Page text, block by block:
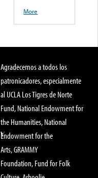
More
Agradecemos a todos los
patronicadores, especialmente
al UCLA Los Tigres de Norte
Fund, National Endowment for
the Humanities, National
Endowment for the
Arts, GRAMMY
Foundation, Fund for Folk